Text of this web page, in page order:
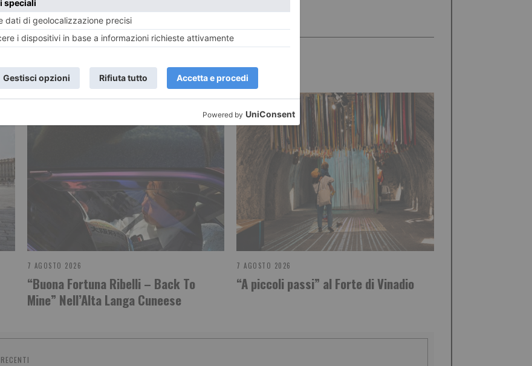
POTREBBE INTERESSARTI...
7 AGOSTO 2026
“Buona Fortuna Ribelli – Back To
Mine” Nell’Alta Langa Cuneese
7 AGOSTO 2026
“A piccoli passi” al Forte di Vinadio